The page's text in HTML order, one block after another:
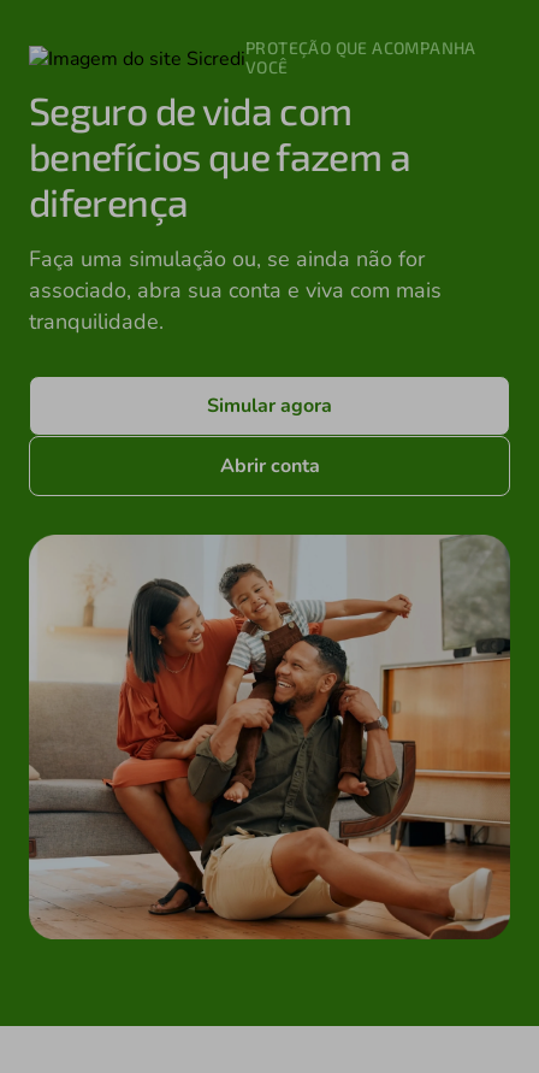
PROTEÇÃO QUE ACOMPANHA
VOCÊ
Seguro de vida com
benefícios que fazem a
diferença
Faça uma simulação ou, se ainda não for
associado, abra sua conta e viva com mais
tranquilidade.
Simular agora
Abrir conta